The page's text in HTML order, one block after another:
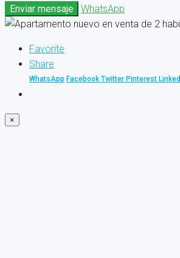
Enviar mensaje
WhatsApp
Favorite
Share
WhatsApp Facebook Twitter Pinterest
×